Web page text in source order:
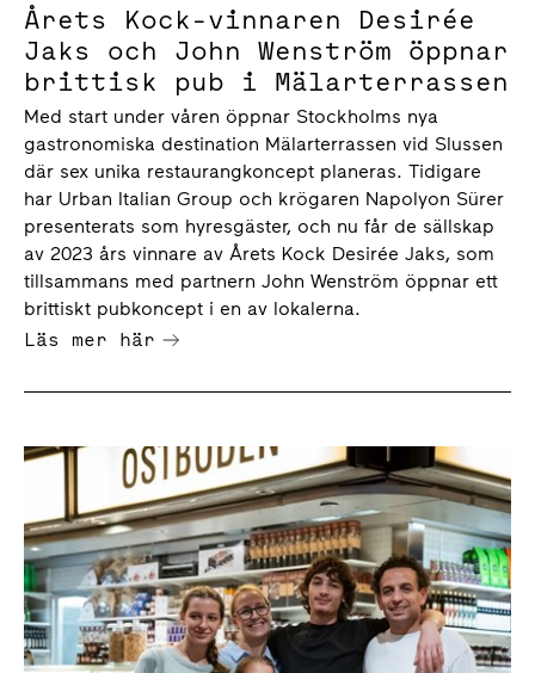
Årets Kock-vinnaren Desirée
Jaks och John Wenström öppnar
brittisk pub i Mälarterrassen
Med start under våren öppnar Stockholms nya
gastronomiska destination Mälarterrassen vid Slussen
där sex unika restaurangkoncept planeras. Tidigare
har Urban Italian Group och krögaren Napolyon Sürer
presenterats som hyresgäster, och nu får de sällskap
av 2023 års vinnare av Årets Kock Desirée Jaks, som
tillsammans med partnern John Wenström öppnar ett
brittiskt pubkoncept i en av lokalerna.
Läs mer här